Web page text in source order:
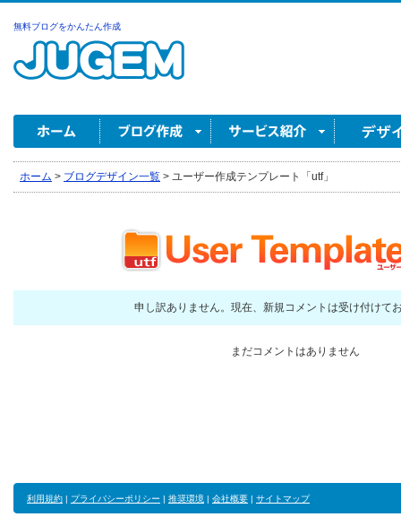
無料ブログをかんたん作成
ホーム > ブログデザイン一覧 > ユーザー作成テンプレート「utf」
申し訳ありません。現在、新規コメントは受け付けて
まだコメントはありません
利用規約 | プライバシーポリシー | 推奨環境 | 会社概要 | サイトマップ